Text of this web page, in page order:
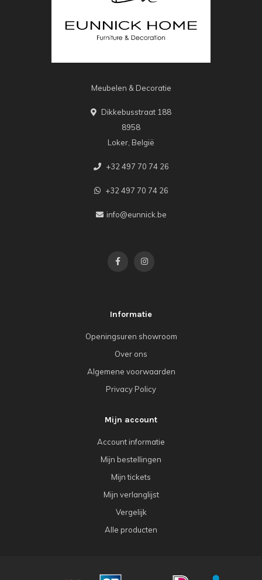
Meubelen & Decoratie
Dikkebusstraat 188
8958
Loker, België
+32 497 70 74 26
+32 497 70 74 26
info@eunnick.be
Informatie
Openingsuren showroom
Over ons
Algemene voorwaarden
Privacy Policy
Mijn account
Account informatie
Mijn bestellingen
Mijn tickets
Mijn verlanglijst
Vergelijk
Alle producten